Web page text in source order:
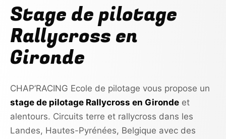
Stage de pilotage
Rallycross en
Gironde
CHAP’RACING Ecole de pilotage vous propose un
stage de pilotage Rallycross en Gironde et
alentours. Circuits terre et rallycross dans les
Landes, Hautes-Pyrénées, Belgique avec des